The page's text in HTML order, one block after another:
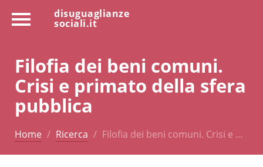
disuguaglianze
sociali.it
Filofia dei beni comuni.
Crisi e primato della sfera
pubblica
Home Ricerca Filofia dei beni comuni. Crisi e …